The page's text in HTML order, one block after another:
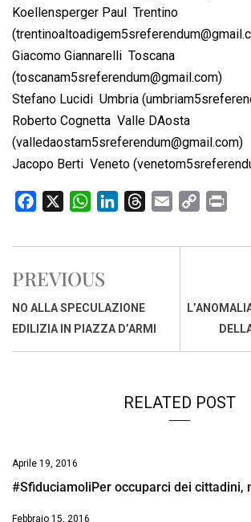
Koellensperger Paul  Trentino
(
Giacomo Giannarelli  Toscana
(toscanam5sreferendum@gmail.com)
Stefano Lucidi  Umbria (
Roberto Cognetta  Valle DAosta
(valledaostam5sreferendum@gmail.com)
Jacopo Berti  Veneto (
c
b
o
o
W
a
s
A
p
n
d
I
r
s
a
p
i
i
PREVIOUS
NO ALLA SPECULAZIONE
EDILIZIA IN PIAZZA D’ARMI
RELATED POST
Aprile 19, 2016
#SfiduciamoliPer occuparci dei cittadini,
Febbraio 15, 2016